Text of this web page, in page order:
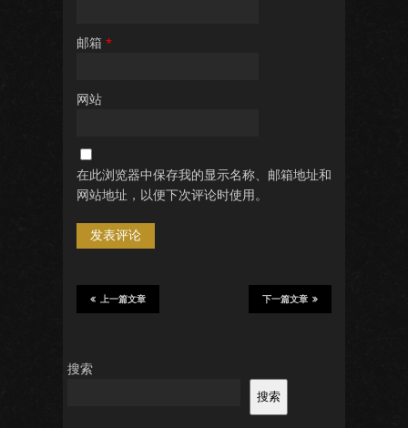
邮箱 *
网站
在此浏览器中保存我的显示名称、邮箱地址和
网站地址，以便下次评论时使用。
下一篇文章
上一篇文章
搜索
搜索